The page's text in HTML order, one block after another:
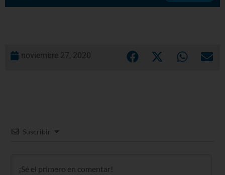
noviembre 27, 2020
Suscribir